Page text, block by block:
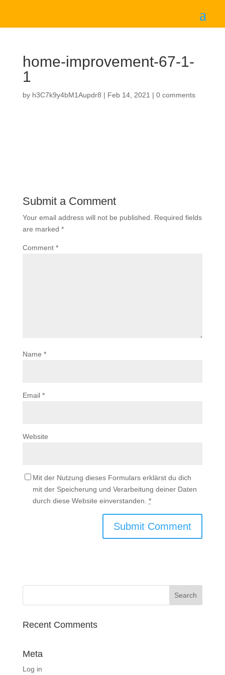
home-improvement-67-1-
1
by h3C7k9y4bM1Aupdr8 | Feb 14, 2021 | 0 comments
Submit a Comment
Your email address will not be published. Required fields
are marked *
Comment *
Name *
Email *
Website
Mit der Nutzung dieses Formulars erklärst du dich
mit der Speicherung und Verarbeitung deiner Daten
durch diese Website einverstanden. *
Recent Comments
Meta
Log in